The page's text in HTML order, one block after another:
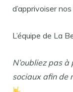
d’apprivoiser
L’équipe de La
N’oubliez pas
sociaux afin de